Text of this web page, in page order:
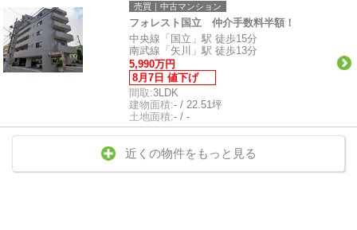
売買｜中古マンション
フォレスト国立 仲介手数料半額！
中央線「国立」駅 徒歩15分
南武線「矢川」駅 徒歩13分
5,990万円
8月7日 値下げ
間取:3LDK
建物面積:- / 22.51坪
土地面積:- / -
近くの物件をもっと見る